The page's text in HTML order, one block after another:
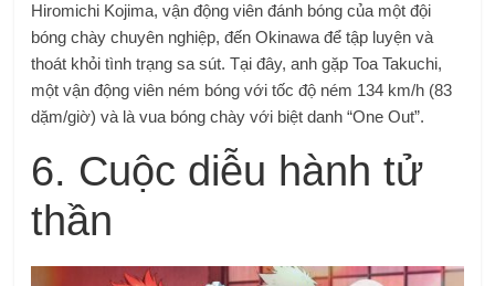
Hiromichi Kojima, vận động viên đánh bóng của một đội
bóng chày chuyên nghiệp, đến Okinawa để tập luyện và
thoát khỏi tình trạng sa sút.Tại đây, anh gặp Toa Takuchi,
một vận động viên ném bóng với tốc độ ném 134 km/h (83
dặm/giờ) và là vua bóng chày với biệt danh “One Out”.
6. Cuộc diễu hành tử
thần